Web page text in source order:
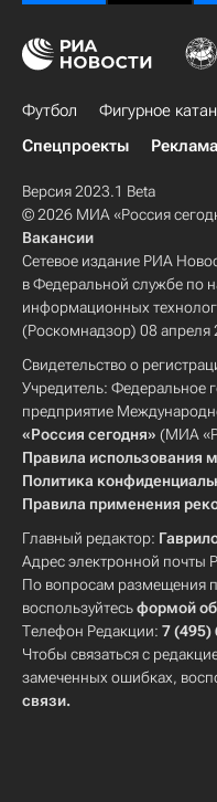
Футбол Фигурное
Спецпроекты
Реклама
Версия 2023.1 Beta
© 2026 МИА «Россия
Вакансии
Сетевое издание РИА
в Федеральной службе по
информационных
(Роскомнадзор) 08 апреля
Свидетельство о
Учредитель: Федеральное
предприятие
«Россия сегодня» (МИА
Правила использования
Политика
Правила применения
Главный редактор:
Адрес электронной почты
По вопросам размещения
воспользуйтесьформой
Телефон Редакции: 7 (495)
Чтобы связаться с
замеченных ошибках,
связи.